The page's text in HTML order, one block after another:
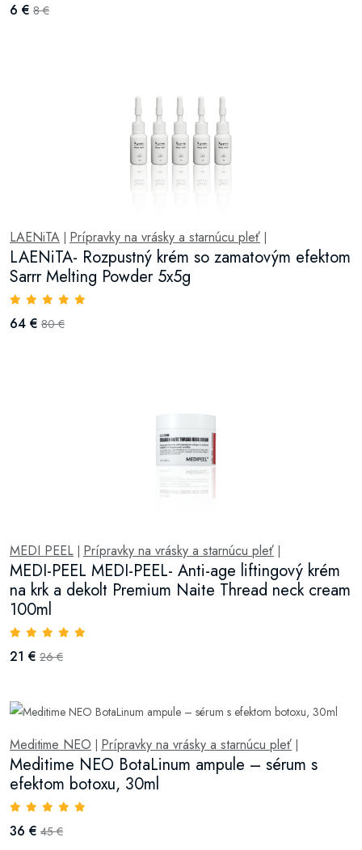
6 € 8 €
LAENiTA Prípravky na vrásky a starnúcu pleť
LAENiTA- Rozpustný krém so zamatovým efektom
Sarrr Melting Powder 5x5g
64 € 80 €
MEDI PEEL Prípravky na vrásky a starnúcu pleť
MEDI-PEEL MEDI-PEEL- Anti-age liftingový krém
na krk a dekolt Premium Naite Thread neck cream
100ml
21 € 26 €
Meditime NEO | Prípravky na vrásky a starnúcu pleť |
Meditime NEO BotaLinum ampule – sérum s
efektom botoxu, 30ml
36 € 45 €